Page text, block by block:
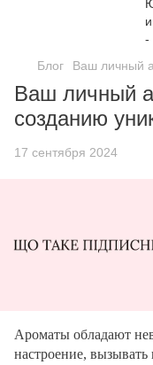
Блог Ваш личный
Ваш личный
созданию
17 сентября 2024
Ароматы обладают
настроение, вызывать